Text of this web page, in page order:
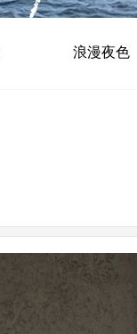
浪漫夜色